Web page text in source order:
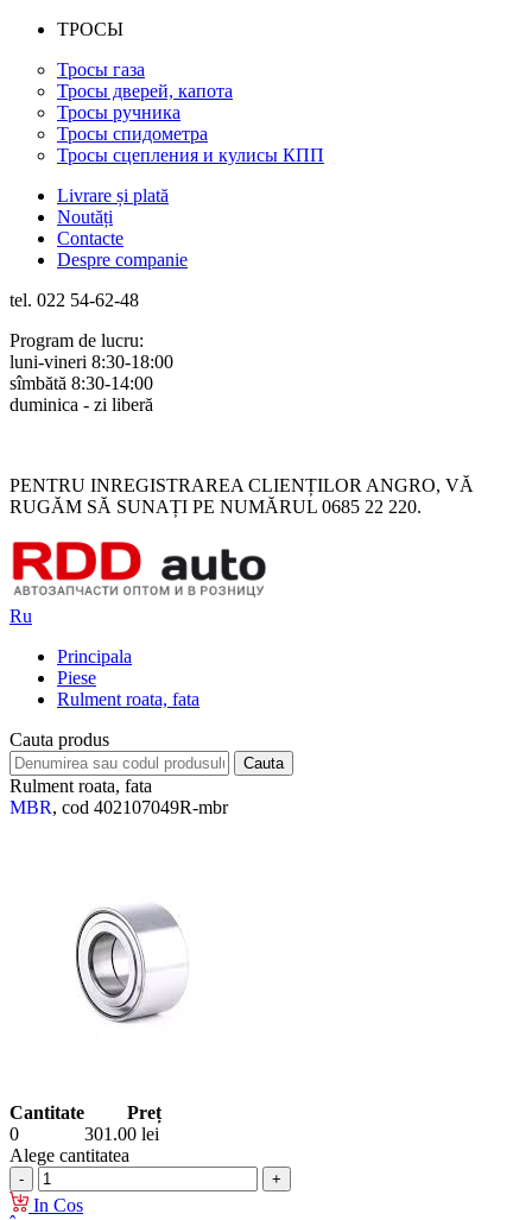
ТРОСЫ
Тросы газа
Тросы дверей, капота
Тросы ручника
Тросы спидометра
Тросы сцепления и кулисы КПП
Livrare și plată
Noutăți
Contacte
Despre companie
tel. 022 54-62-48
Program de lucru:
luni-vineri 8:30-18:00
sîmbătă 8:30-14:00
duminica - zi liberă
PENTRU INREGISTRAREA CLIENȚILOR ANGRO, VĂ
RUGĂM SĂ SUNAȚI PE NUMĂRUL 0685 22 220.
Ru
Principala
Piese
Rulment roata, fata
Cauta produs
Rulment roata, fata
MBR, cod 402107049R-mbr
Cantitate
Preț
0
301.00 lei
Alege cantitatea
In Cos